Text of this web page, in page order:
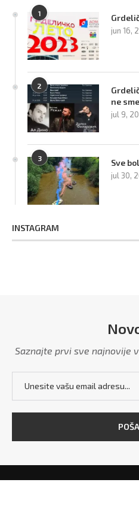
1
jun 16,
2
ne
jul 9,
3 Sve
jul 30,
INSTAGRAM
Saznajte prvi sve najnovije